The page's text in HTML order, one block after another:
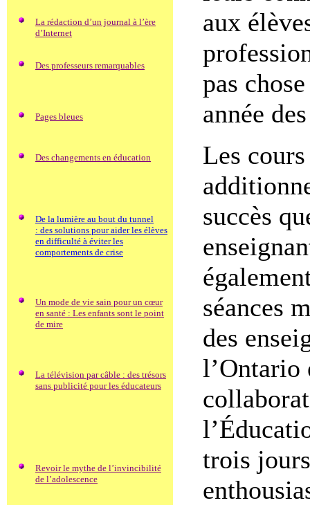
La rédaction d’un journal à l’ère
d’Internet
Des professeurs remarquables
Pages bleues
Des changements en éducation
De la lumière au bout du tunnel
: des solutions pour aider les élèves
en difficulté à éviter les
comportements de crise
Un mode de vie sain pour un cœur
en santé : Les enfants sont le point
de mire
La télévision par câble : des trésors
sans publicité pour les éducateurs
Revoir le mythe de l’invincibilité
de l’adolescence
aux
pas
année
Les
succès
séances
des
l’Ontario
trois